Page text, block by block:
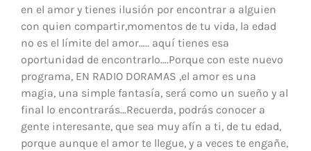
en el amor y tienes ilusión por encontrar a alguien
con quien compartir,momentos de tu vida, la edad
no es el límite del amor….. aquí tienes esa
oportunidad de encontrarlo….Porque con este nuevo
programa, EN RADIO DORAMAS ,el amor es una
magia, una simple fantasía, será como un sueño y al
final lo encontrarás…Recuerda, podrás conocer a
gente interesante, que sea muy afín a ti, de tu edad,
porque aunque el amor te llegue, y a veces te engañe,